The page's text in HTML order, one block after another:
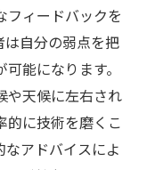
フィードバックを
は自分の弱点を把
能になります。
や天候に左右され
的に技術を磨くこ
なアドバイスによ